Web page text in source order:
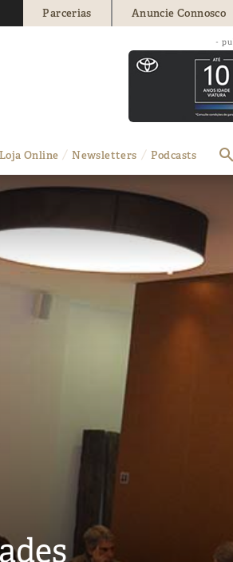
Parcerias Anuncie Connosco
-
Loja Online Newsletters Podcasts